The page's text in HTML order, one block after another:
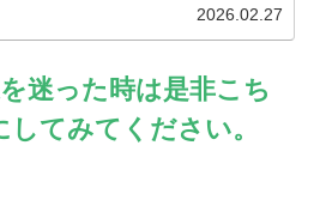
多くのプレイヤーさんが迷...
2026.02.27
迷った時は是非こち
てみてください。